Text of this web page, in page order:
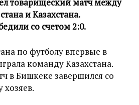
и Казахстана.
со счетом 2:0.
по футболу впервые в
команду Казахстана.
в Бишкеке завершился со
хозяев.